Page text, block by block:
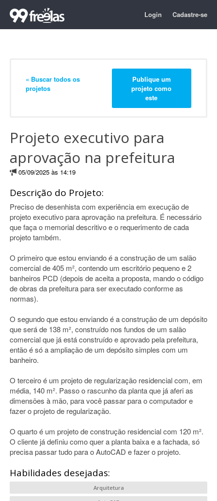
Login Cadastre-se
« Buscar todos os
projetos
Publique um
projeto como
este
Projeto executivo para
aprovação na prefeitura
05/09/2025 às 14:19
Descrição do Projeto:
Preciso de desenhista com experiência em execução de
projeto executivo para aprovação na prefeitura. É necessário
que faça o memorial descritivo e o requerimento de cada
projeto também.
O primeiro que estou enviando é a construção de um salão
comercial de 405 m², contendo um escritório pequeno e 2
banheiros PCD (depois de aceita a proposta, mando o código
de obras da prefeitura para ser executado conforme as
normas).
O segundo que estou enviando é a construção de um depósito
que será de 138 m², construído nos fundos de um salão
comercial que já está construído e aprovado pela prefeitura,
então é só a ampliação de um depósito simples com um
banheiro.
O terceiro é um projeto de regularização residencial com, em
média, 140 m². Passo o rascunho da planta que já aferi as
dimensões à mão, para você passar para o computador e
fazer o projeto de regularização.
O quarto é um projeto de construção residencial com 120 m².
O cliente já definiu como quer a planta baixa e a fachada, só
precisa passar tudo para o AutoCAD e fazer o projeto.
Habilidades desejadas:
Arquitetura